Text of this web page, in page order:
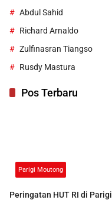
Abdul Sahid
Richard Arnaldo
Zulfinasran Tiangso
Rusdy Mastura
Pos Terbaru
Parigi Moutong
Peringatan HUT RI di Parigi